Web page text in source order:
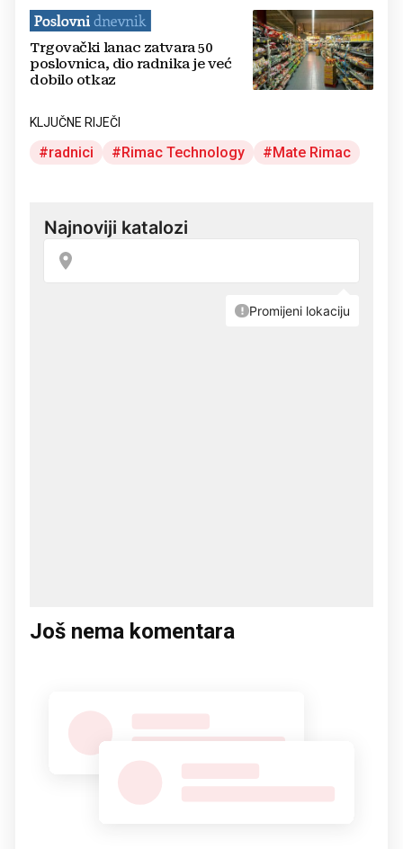
Trgovački lanac zatvara 50
poslovnica, dio radnika je već
dobilo otkaz
KLJUČNE RIJEČI
radnici Rimac Technology Mate Rimac
Još nema komentara